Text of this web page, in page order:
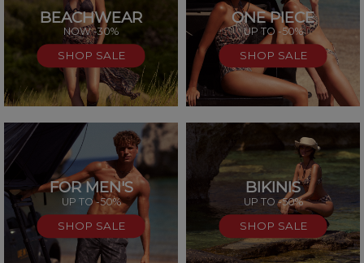
BEACHWEAR
NOW -30%
SHOP SALE
ONE PIECE
UP TO -50%
SHOP SALE
FOR MEN'S
UP TO -50%
SHOP SALE
BIKINIS
UP TO -50%
SHOP SALE